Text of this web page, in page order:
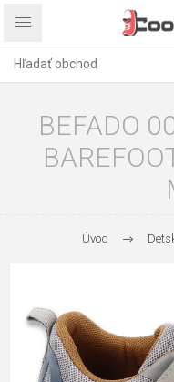
BEFADO
Úvod